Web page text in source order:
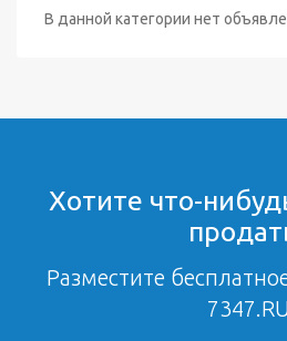
В данной категории нет
Хотите что-
Разместите
7347.RU